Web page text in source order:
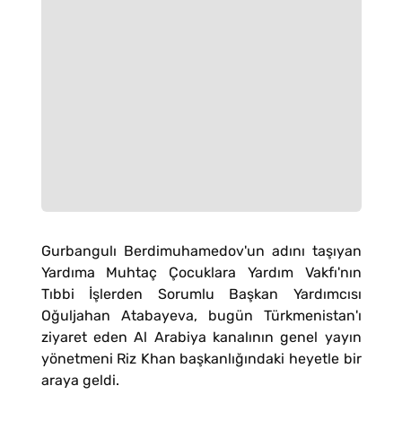
Gurbangulı Berdimuhamedov'un adını taşıyan
Yardıma Muhtaç Çocuklara Yardım Vakfı'nın
Tıbbi İşlerden Sorumlu Başkan Yardımcısı
Oğuljahan Atabayeva, bugün Türkmenistan'ı
ziyaret eden Al Arabiya kanalının genel yayın
yönetmeni Riz Khan başkanlığındaki heyetle bir
araya geldi.